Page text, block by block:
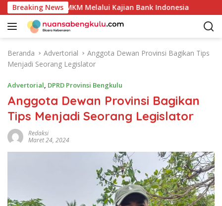
a
Breaking News
Unggulan UMKM Melalui Kajian Bank Indonesia
Beranda Advertorial
Anggota Dewan Provinsi Bagikan Tips
Menjadi Seorang Legislator
Advertorial, DPRD Provinsi Bengkulu
Anggota Dewan Provinsi Bagikan
Tips Menjadi Seorang Legislator
Redaksi
Maret 24, 2024